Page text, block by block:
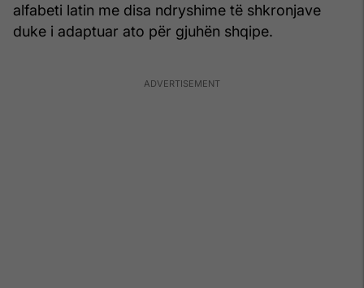
alfabeti latin me disa ndryshime të shkronjave
duke i adaptuar ato për gjuhën shqipe.